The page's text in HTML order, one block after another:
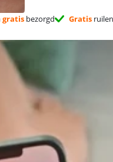
gratis bezorgd Gratis ruilen